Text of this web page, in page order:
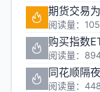
期货交易
阅读量：
购买指数
阅读量：
同花顺隔
阅读量：